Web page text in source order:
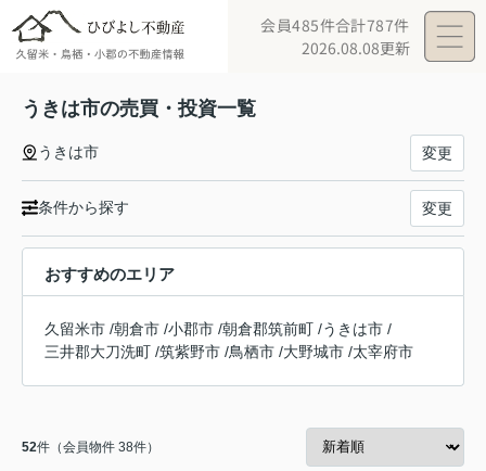
会員485件合計787件
2026.08.08更新
うきは市の売買・投資一覧
うきは市 変更
条件から探す 変更
おすすめのエリア
久留米市 /朝倉市 /小郡市 /朝倉郡筑前町 /うきは市 /
三井郡大刀洗町 /筑紫野市 /鳥栖市 /大野城市 /太宰府市
52件（会員物件 38件）